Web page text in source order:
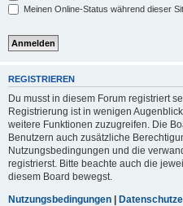
Meinen Online-Status während dieser
REGISTRIEREN
Du musst in diesem Forum registriert
Registrierung ist in wenigen
weitere Funktionen zuzugreifen. Die
Benutzern auch zusätzliche
Nutzungsbedingungen und die
registrierst. Bitte beachte auch die
diesem Board bewegst.
Nutzungsbedingungen |